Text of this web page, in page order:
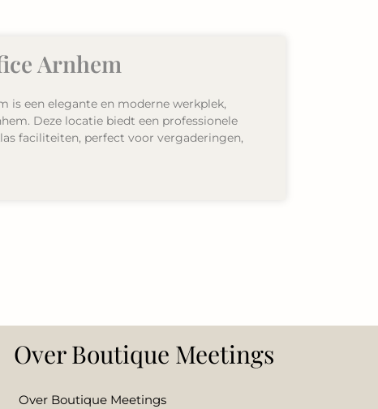
Arnhem
is een elegante en moderne werkplek,
Deze locatie biedt een professionele
faciliteiten, perfect voor vergaderingen,
Over Boutique Meetings
Over Boutique Meetings